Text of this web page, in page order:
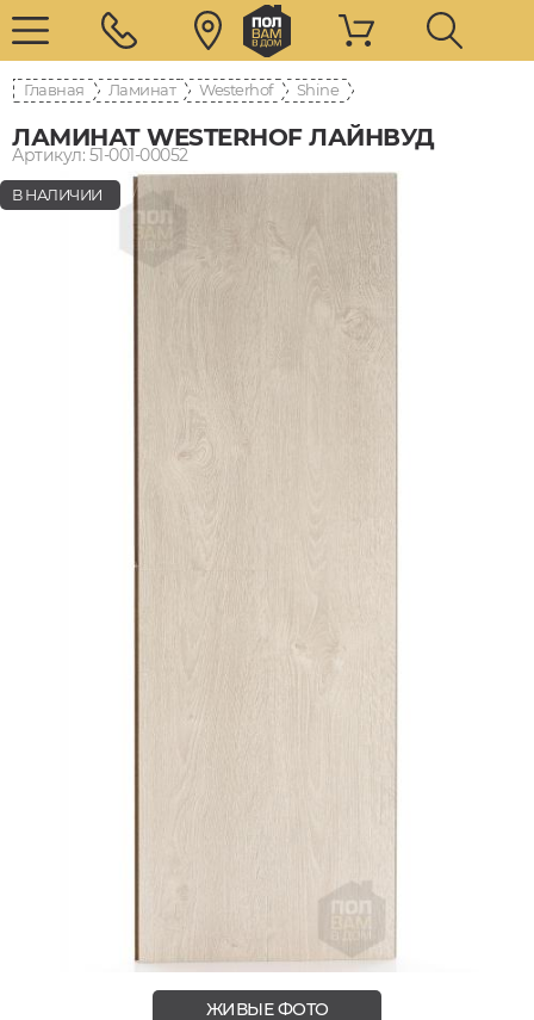
Главная Ламинат Westerhof Shine
ЛАМИНАТ WESTERHOF ЛАЙНВУД
Артикул: 51-001-00052
В НАЛИЧИИ
ЖИВЫЕ ФОТО